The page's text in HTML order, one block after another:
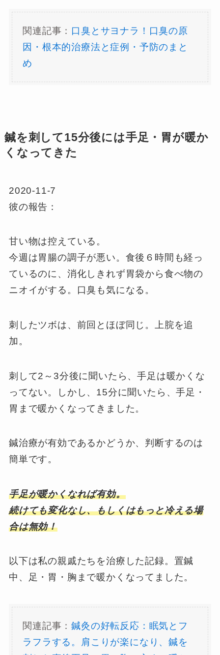
関連記事： 口臭とサヨナラ！口臭の原
因・根本的治療法と症例・予防のまと
め
鍼を刺して15分後には手足・胃が暖か
くなってきた
2020-11-7
彼の報告：
甘い物は控えている。
今週は胃腸の調子が悪い。食後６時間も経っ
ているのに、消化しきれず胃袋から食べ物の
ニオイがする。口臭も気になる。
刺したツボは、前回とほぼ同じ。上脘を追
加。
刺して2～3分後に聞いたら、手足は暖かくな
ってない。しかし、15分に聞いたら、手足・
胃まで暖かくなってきました。
鍼治療が有効であるかどうか、判断するのは
簡単です。
手足が暖かくなれば有効。
続けても変化なし、もしくはもっと冷える場
合は無効！
以下は私の親戚たちを治療した記録。置鍼
中、足・胃・胸まで暖かくなってました。
関連記事：鍼灸の好転反応：眠気とフ
ラフラする。肩こりが楽になり、鍼を